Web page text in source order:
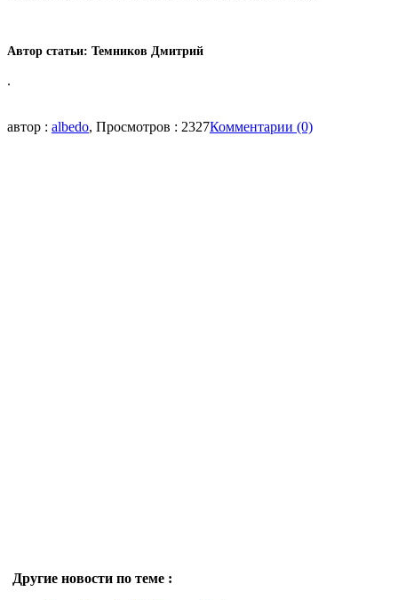
Автор статьи: Темников Дмитрий
.
автор : albedo, Просмотров : 2327Комментарии (0)
Другие новости по теме :